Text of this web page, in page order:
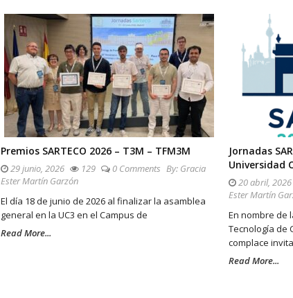
Premios SARTECO 2026 – T3M – TFM3M
29 junio, 2026 129 0 Comments By: Gracia
Ester Martín Garzón
El día 18 de junio de 2026 al finalizar la asamblea
general en la UC3 en el Campus de
Read More...
Jornadas
Universidad
20 abril, 2026
Ester Martín
En nombre de
Tecnología de
complace
Read More...